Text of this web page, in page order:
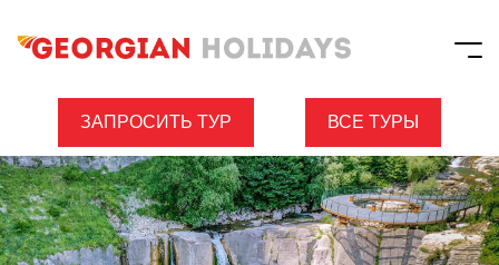
ЗАПРОСИТЬ ТУР ВСЕ ТУРЫ